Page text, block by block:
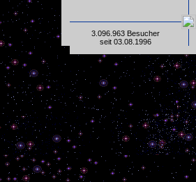
3.096.963 Besucher
seit 03.08.1996